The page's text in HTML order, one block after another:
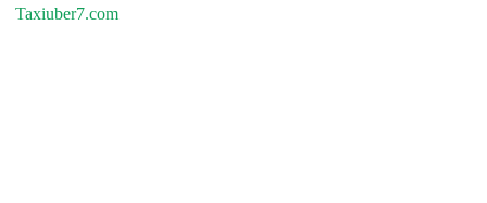
Taxiuber7.com